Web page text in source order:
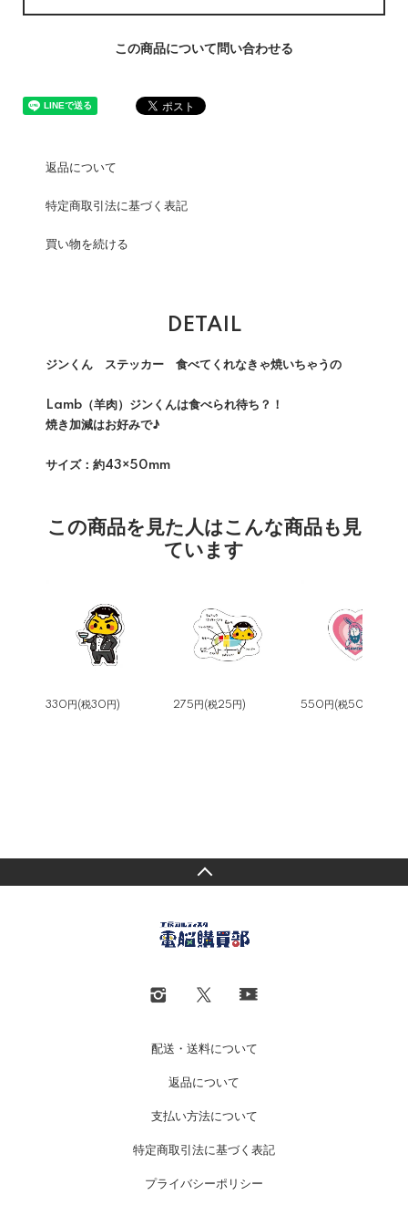
この商品について問い合わせる
返品について
特定商取引法に基づく表記
買い物を続ける
DETAIL
ジンくん ステッカー 食べてくれなきゃ焼いちゃうの
Lamb（羊肉）ジンくんは食べられ待ち？！
焼き加減はお好みで♪
サイズ：約43×50mm
この商品を見た人はこんな商品も見
ています
330円(税30円) 275円(税25円) 550円(税50円)
配送・送料について
返品について
支払い方法について
特定商取引法に基づく表記
プライバシーポリシー